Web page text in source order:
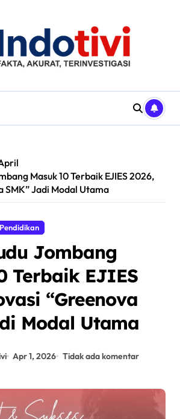
Masuk 10 Terbaik EJIES 2026,
SMK” Jadi Modal Utama
Pendidikan
Jombang
Terbaik EJIES
“Greenova
Modal Utama
Apr 1, 2026 Tidak ada komentar